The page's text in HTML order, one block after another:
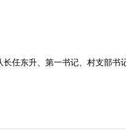
长任东升、第一书记、村支部书